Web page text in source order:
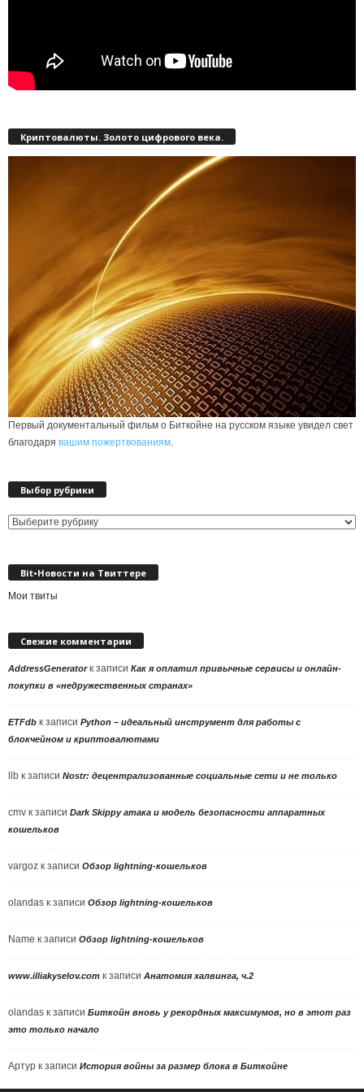
Криптовалюты. Золото цифрового века.
Первый документальный фильм о Биткойне на русском языке увидел свет
благодаря вашим пожертвованиям.
Выбор рубрики
Выбор
Bit•Новости на Твиттере
Мои твиты
Свежие комментарии
AddressGeneratorк записи Как я оплатил привычные сервисы и онлайн-
покупки в «недружественных странах»
ETFdb к записи Python – идеальный инструмент для работы с
блокчейном и криптовалютами
llb к записи Nostr: децентрализованные социальные сети и не только
cmv к записи Dark Skippy атака и модель безопасности аппаратных
кошельков
vargoz к записи Обзор lightning-кошельков
olandas к записи Обзор lightning-кошельков
Name к записи Обзор lightning-кошельков
www.illiakyselov.com к записи Анатомия халвинга, ч.2
olandas к записи Биткойн вновь у рекордных максимумов, но в этот раз
это только начало
Артур к записи История войны за размер блока в Биткойне